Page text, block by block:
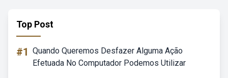
Top Post
#1 Quando Queremos Desfazer Alguma Ação
Efetuada No Computador Podemos Utilizar